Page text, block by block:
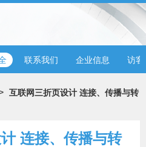
联系我们 企业信息 访客
互联网三折页设计 连接、传播与转
连接、传播与转